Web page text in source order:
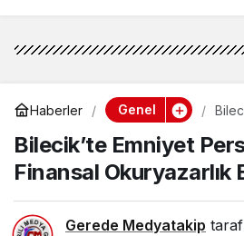
Haberler Genel
Bilecik’te Emniyet
Finansal Okuryazarlık
Gerede Medyatakip